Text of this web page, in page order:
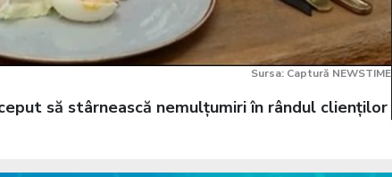
Sursa: Captură NEWSTIME
să stârnească nemulțumiri în rândul clienților